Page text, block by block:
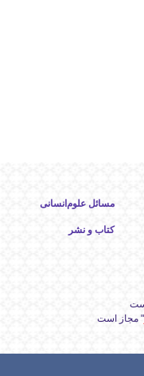
مسائل علوم‌انسانی
کتاب و نشر
" مجاز است